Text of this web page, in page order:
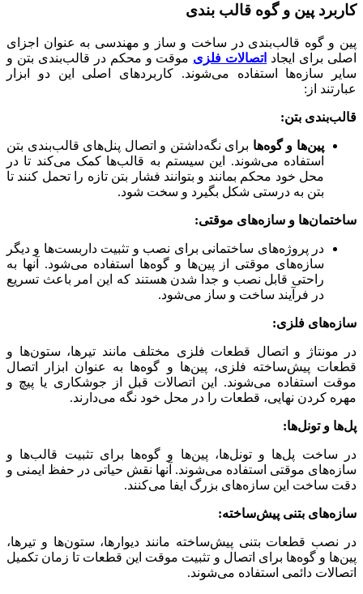
کاربرد پین و گوه قالب بندی
پین و گوه قالب‌بندی در ساخت و ساز و مهندسی به عنوان اجزای
اصلی برای ایجاد اتصالات فلزی موقت و محکم در قالب‌بندی بتن و
سایر سازه‌ها استفاده می‌شوند. کاربردهای اصلی این دو ابزار
عبارتند از:
قالب‌بندی بتن:
پین‌ها و گوه‌ها برای نگه‌داشتن و اتصال پنل‌های قالب‌بندی بتن
استفاده می‌شوند. این سیستم به قالب‌ها کمک می‌کند تا در
محل خود محکم بمانند و بتوانند فشار بتن تازه را تحمل کنند تا
بتن به درستی شکل بگیرد و سخت شود.
ساختمان‌ها و سازه‌های موقتی:
در پروژه‌های ساختمانی برای نصب و تثبیت داربست‌ها و دیگر
سازه‌های موقتی از پین‌ها و گوه‌ها استفاده می‌شود. آنها به
راحتی قابل نصب و جدا شدن هستند که این امر باعث تسریع
در فرآیند ساخت و ساز می‌شود.
سازه‌های فلزی:
در مونتاژ و اتصال قطعات فلزی مختلف مانند تیرها، ستون‌ها و
قطعات پیش‌ساخته فلزی، پین‌ها و گوه‌ها به عنوان ابزار اتصال
موقت استفاده می‌شوند. این اتصالات قبل از جوشکاری یا پیچ و
مهره کردن نهایی، قطعات را در محل خود نگه می‌دارند.
پل‌ها و تونل‌ها:
در ساخت پل‌ها و تونل‌ها، پین‌ها و گوه‌ها برای تثبیت قالب‌ها و
سازه‌های موقتی استفاده می‌شوند. آنها نقش حیاتی در حفظ ایمنی و
دقت ساخت این سازه‌های بزرگ ایفا می‌کنند.
سازه‌های بتنی پیش‌ساخته:
در نصب قطعات بتنی پیش‌ساخته مانند دیوارها، ستون‌ها و تیرها،
پین‌ها و گوه‌ها برای اتصال و تثبیت موقت این قطعات تا زمان تکمیل
اتصالات دائمی استفاده می‌شوند.